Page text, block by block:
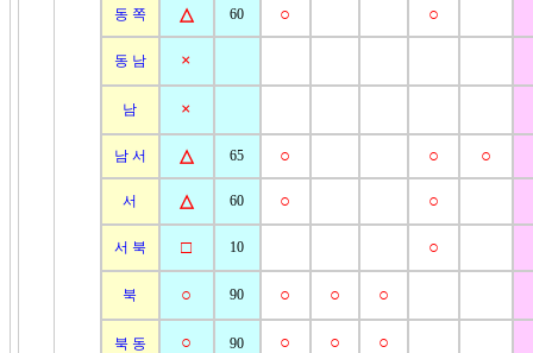
동 쪽 △ 60 ○ ○
동 남 ×
남 ×
남 서 △ 65 ○ ○ ○
서 △ 60 ○ ○
서 북 □ 10 ○
북 ○ 90 ○ ○ ○
북 동 ○ 90 ○ ○ ○